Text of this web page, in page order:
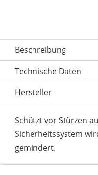
Beschreibung
Technische Daten
Hersteller
Schützt vor Stürzen
Sicherheitssystem
gemindert.